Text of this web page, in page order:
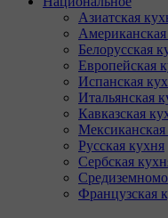
Азиатская
Белорусская
Европейская
Испанская
Итальянская
Кавказская
Русская кухня
Сербская
Французская